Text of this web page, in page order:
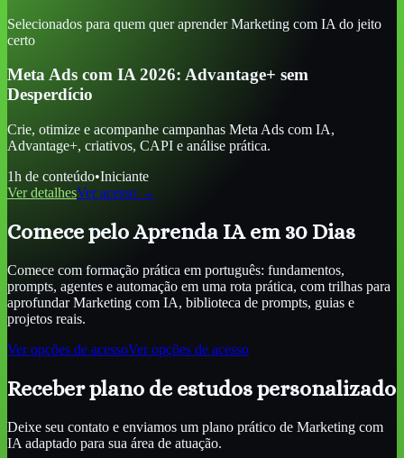
Selecionados para quem quer aprenderMarketing com IA do jeito
certo
Meta Ads com IA 2026: Advantage+ sem
Desperdício
Crie, otimize e acompanhe campanhas Meta Ads com IA,
Advantage+, criativos, CAPI e análise prática.
1h de conteúdo•Iniciante
Ver detalhesVer acesso →
Comece pelo Aprenda IA em 30 Dias
Comece com formação prática em português: fundamentos,
prompts, agentes e automação em uma rota prática, com trilhas para
aprofundarMarketing com IA, biblioteca de prompts, guias e
projetos reais.
Ver opções de acessoVer opções de acesso
Receber plano de estudos personalizado
Deixe seu contato e enviamos um plano prático de Marketing com
IA adaptado para sua área de atuação.